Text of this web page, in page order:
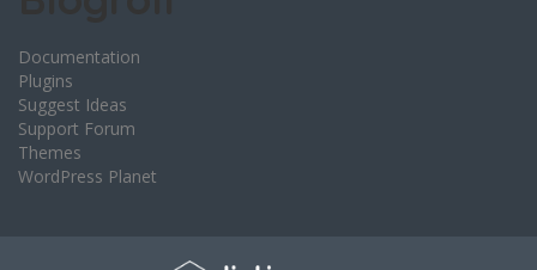
Documentation
Plugins
Suggest Ideas
Support Forum
Themes
WordPress Planet